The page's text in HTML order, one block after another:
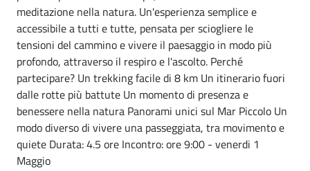
meditazione nella natura. Un'esperienza semplice e
accessibile a tutti e tutte, pensata per sciogliere le
tensioni del cammino e vivere il paesaggio in modo più
profondo, attraverso il respiro e l'ascolto. Perché
partecipare? Un trekking facile di 8 km Un itinerario fuori
dalle rotte più battute Un momento di presenza e
benessere nella natura Panorami unici sul Mar Piccolo Un
modo diverso di vivere una passeggiata, tra movimento e
quiete Durata: 4.5 ore Incontro: ore 9:00 - venerdi 1
Maggio